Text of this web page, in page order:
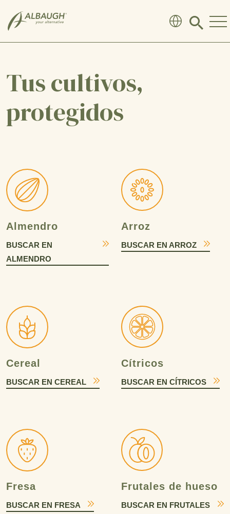
Click
search
Tus cultivos,
protegidos
Almendro
BUSCAR EN
ALMENDRO
Arroz
BUSCAR EN ARROZ
Cereal
BUSCAR EN CEREAL
Cítricos
BUSCAR EN CÍTRICOS
Fresa
BUSCAR EN FRESA
Frutales de hueso
BUSCAR EN FRUTALES